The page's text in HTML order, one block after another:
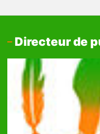
Directeur de